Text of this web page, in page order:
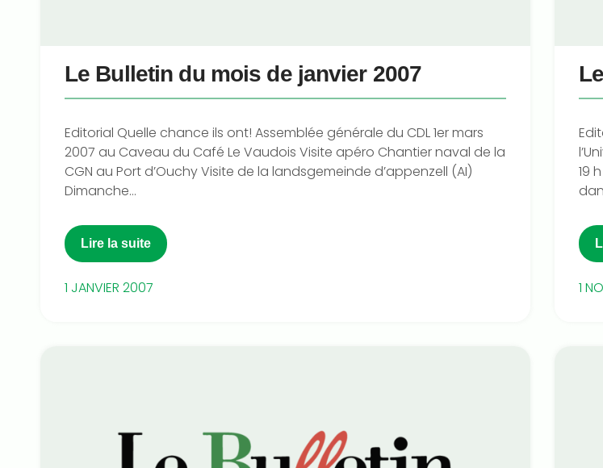
Le Bulletin du mois de janvier 2007
Editorial Quelle chance ils ont! Assemblée générale du CDL 1er mars
2007 au Caveau du Café Le Vaudois Visite apéro Chantier naval de la
CGN au Port d’Ouchy Visite de la landsgemeinde d’appenzell (AI)
Dimanche...
Lire la suite
1 JANVIER 2007
19
1